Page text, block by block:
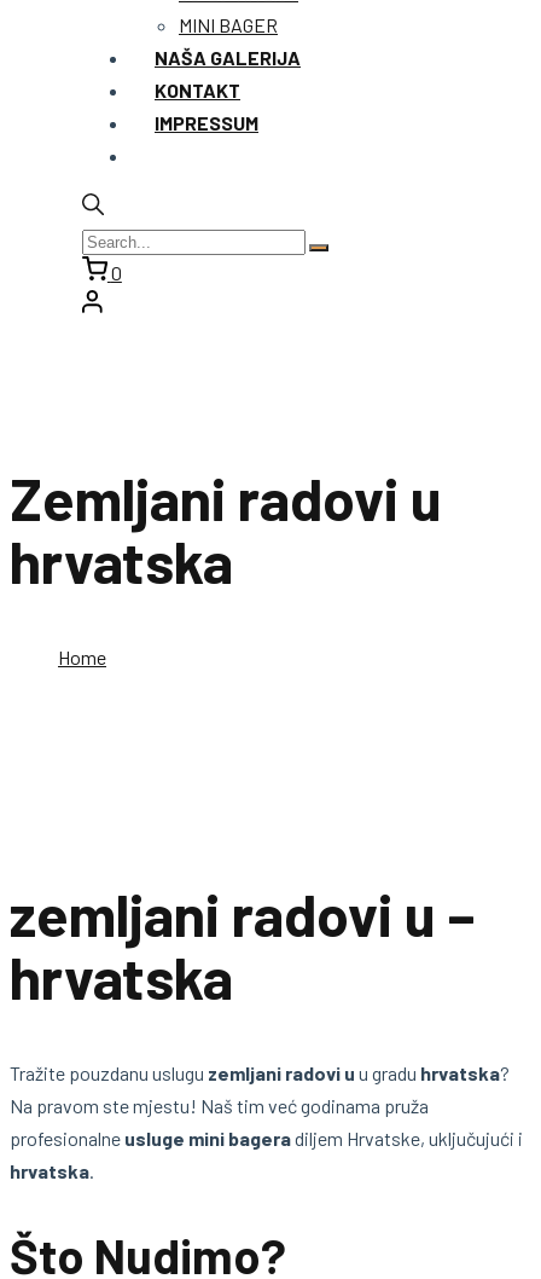
MINI BAGER
NAŠA GALERIJA
KONTAKT
IMPRESSUM
0
Zemljani radovi u
hrvatska
Home
zemljani radovi u –
hrvatska
Tražite pouzdanu uslugu zemljani radovi u u gradu hrvatska?
Na pravom ste mjestu! Naš tim već godinama pruža
profesionalne usluge mini bageradiljem Hrvatske, uključujući i
hrvatska
Što Nudimo?